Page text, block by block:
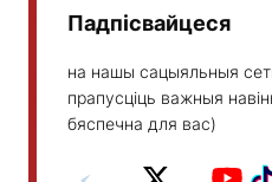
Падпісвайцеся
на нашы сацыяльныя
прапусціць важныя
бяспечна для вас)